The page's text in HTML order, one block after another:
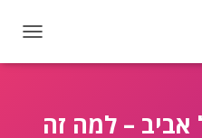
O
אביב – למה זה